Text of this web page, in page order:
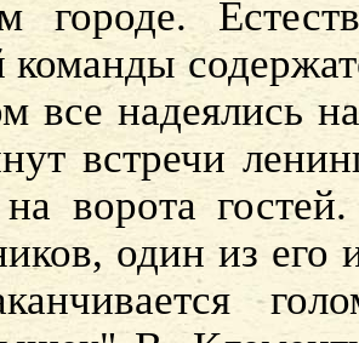
городе.
все надеялись
встречи
на ворота
один из его